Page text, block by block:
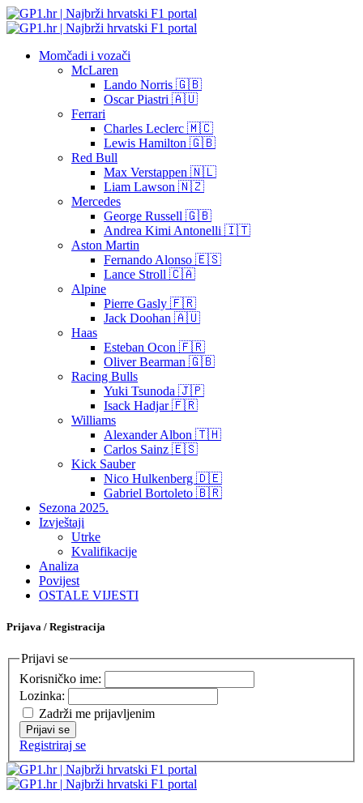
Momčadi i vozači
McLaren
Lando Norris 🇬🇧
Oscar Piastri 🇦🇺
Ferrari
Charles Leclerc 🇲🇨
Lewis Hamilton 🇬🇧
Red Bull
Max Verstappen 🇳🇱
Liam Lawson 🇳🇿
Mercedes
George Russell 🇬🇧
Andrea Kimi Antonelli 🇮🇹
Aston Martin
Fernando Alonso 🇪🇸
Lance Stroll 🇨🇦
Alpine
Pierre Gasly 🇫🇷
Jack Doohan 🇦🇺
Haas
Esteban Ocon 🇫🇷
Oliver Bearman 🇬🇧
Racing Bulls
Yuki Tsunoda 🇯🇵
Isack Hadjar 🇫🇷
Williams
Alexander Albon 🇹🇭
Carlos Sainz 🇪🇸
Kick Sauber
Nico Hulkenberg 🇩🇪
Gabriel Bortoleto 🇧🇷
Sezona 2025.
Izvještaji
Utrke
Kvalifikacije
Analiza
Povijest
OSTALE VIJESTI
Prijava / Registracija
Prijavi se
Korisničko ime:
Lozinka:
Zadrži me prijavljenim
Prijavi se
Registriraj se